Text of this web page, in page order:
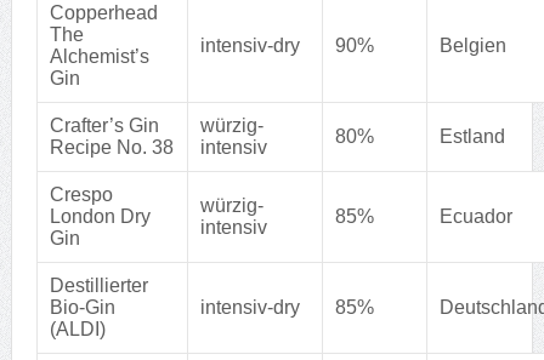
Copperhead
The
Alchemist’s
Gin
intensiv-dry 90% Belgien
Crafter’s Gin
Recipe No. 38
würzig-
intensiv
80% Estland
Crespo
London Dry
Gin
würzig-
intensiv
85% Ecuador
Destillierter
Bio-Gin
(ALDI)
intensiv-dry 85%